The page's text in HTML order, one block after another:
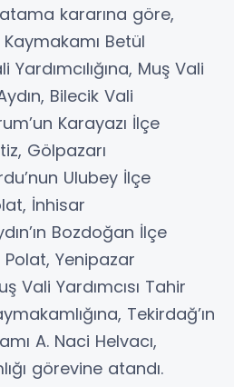
kararına göre,
Betül
Yardımcılığına, Muş Vali
Bilecik Vali
Karayazı İlçe
Gölpazarı
Ulubey İlçe
İnhisar
Bozdoğan İlçe
Polat, Yenipazar
Vali Yardımcısı Tahir
Tekirdağ’ın
A. Naci Helvacı,
görevine atandı.